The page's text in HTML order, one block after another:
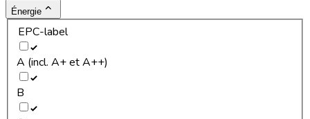
Énergie
EPC-label
A (incl. A+ et A++)
B